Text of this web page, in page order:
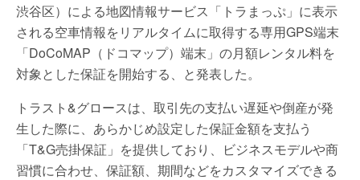
渋谷区）による地図情報サービス「トラまっぷ」に表示
される空車情報をリアルタイムに取得する専用GPS端末
「DoCoMAP（ドコマップ）端末」の月額レンタル料を
対象とした保証を開始する、と発表した。
トラスト&グロースは、取引先の支払い遅延や倒産が発
生した際に、あらかじめ設定した保証金額を支払う
「T&G売掛保証」を提供しており、ビジネスモデルや商
習慣に合わせ、保証額、期間などをカスタマイズできる